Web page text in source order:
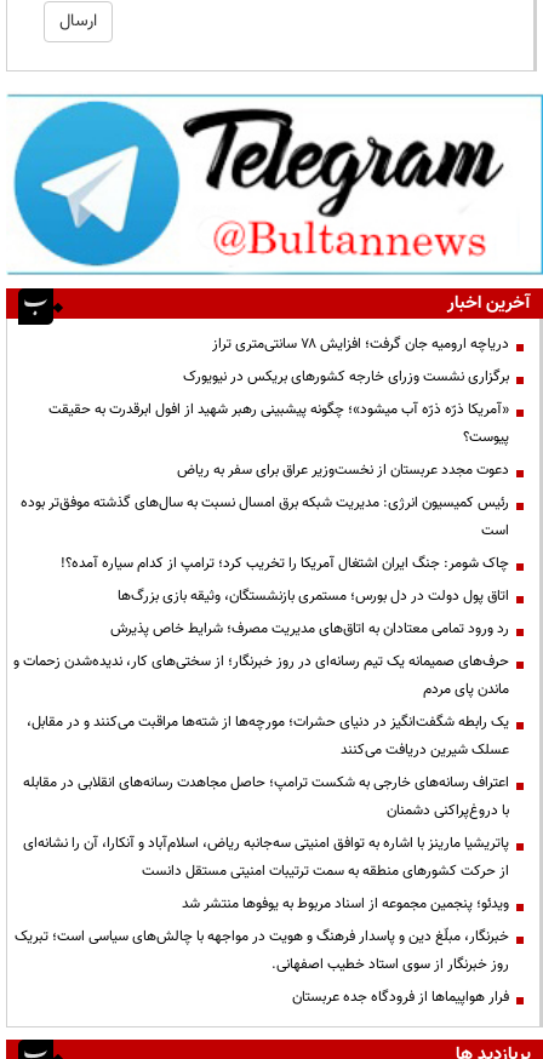
آخرین اخبار
دریاچه ارومیه جان گرفت؛ افزایش ۷۸ سانتی‌متری تراز
برگزاری نشست وزرای خارجه کشورهای بریکس در نیویورک
«آمریکا ذرّه ذرّه آب میشود»؛ چگونه پیشبینی رهبر شهید از افول ابرقدرت به حقیقت
پیوست؟
دعوت مجدد عربستان از نخست‌وزیر عراق برای سفر به ریاض
رئیس کمیسیون انرژی: مدیریت شبکه برق امسال نسبت به سال‌های گذشته موفق‌تر بوده
است
چاک شومر: جنگ ایران اشتغال آمریکا را تخریب کرد؛ ترامپ از کدام سیاره آمده؟!
اتاق پول دولت در دل بورس؛ مستمری بازنشستگان، وثیقه بازی بزرگ‌ها
رد ورود تمامی معتادان به اتاق‌های مدیریت مصرف؛ شرایط خاص پذیرش
حرف‌های صمیمانه یک تیم رسانه‌ای در روز خبرنگار؛ از سختی‌های کار، ندیده‌شدن زحمات و
ماندن پای مردم
یک رابطه شگفت‌انگیز در دنیای حشرات؛ مورچه‌ها از شته‌ها مراقبت می‌کنند و در مقابل،
عسلک شیرین دریافت می‌کنند
اعتراف رسانه‌های خارجی به شکست ترامپ؛ حاصل مجاهدت رسانه‌های انقلابی در مقابله
با دروغ‌پراکنی دشمنان
پاتریشیا مارینز با اشاره به توافق امنیتی سه‌جانبه ریاض، اسلام‌آباد و آنکارا، آن را نشانه‌ای
از حرکت کشورهای منطقه به سمت ترتیبات امنیتی مستقل دانست
ویدئو؛ پنجمین مجموعه از اسناد مربوط به یوفوها منتشر شد
خبرنگار، مبلّغ دین و پاسدار فرهنگ و هویت در مواجهه با چالش‌های سیاسی است؛ تبریک
روز خبرنگار از سوی استاد خطیب اصفهانی.
فرار هواپیماها از فرودگاه جده عربستان